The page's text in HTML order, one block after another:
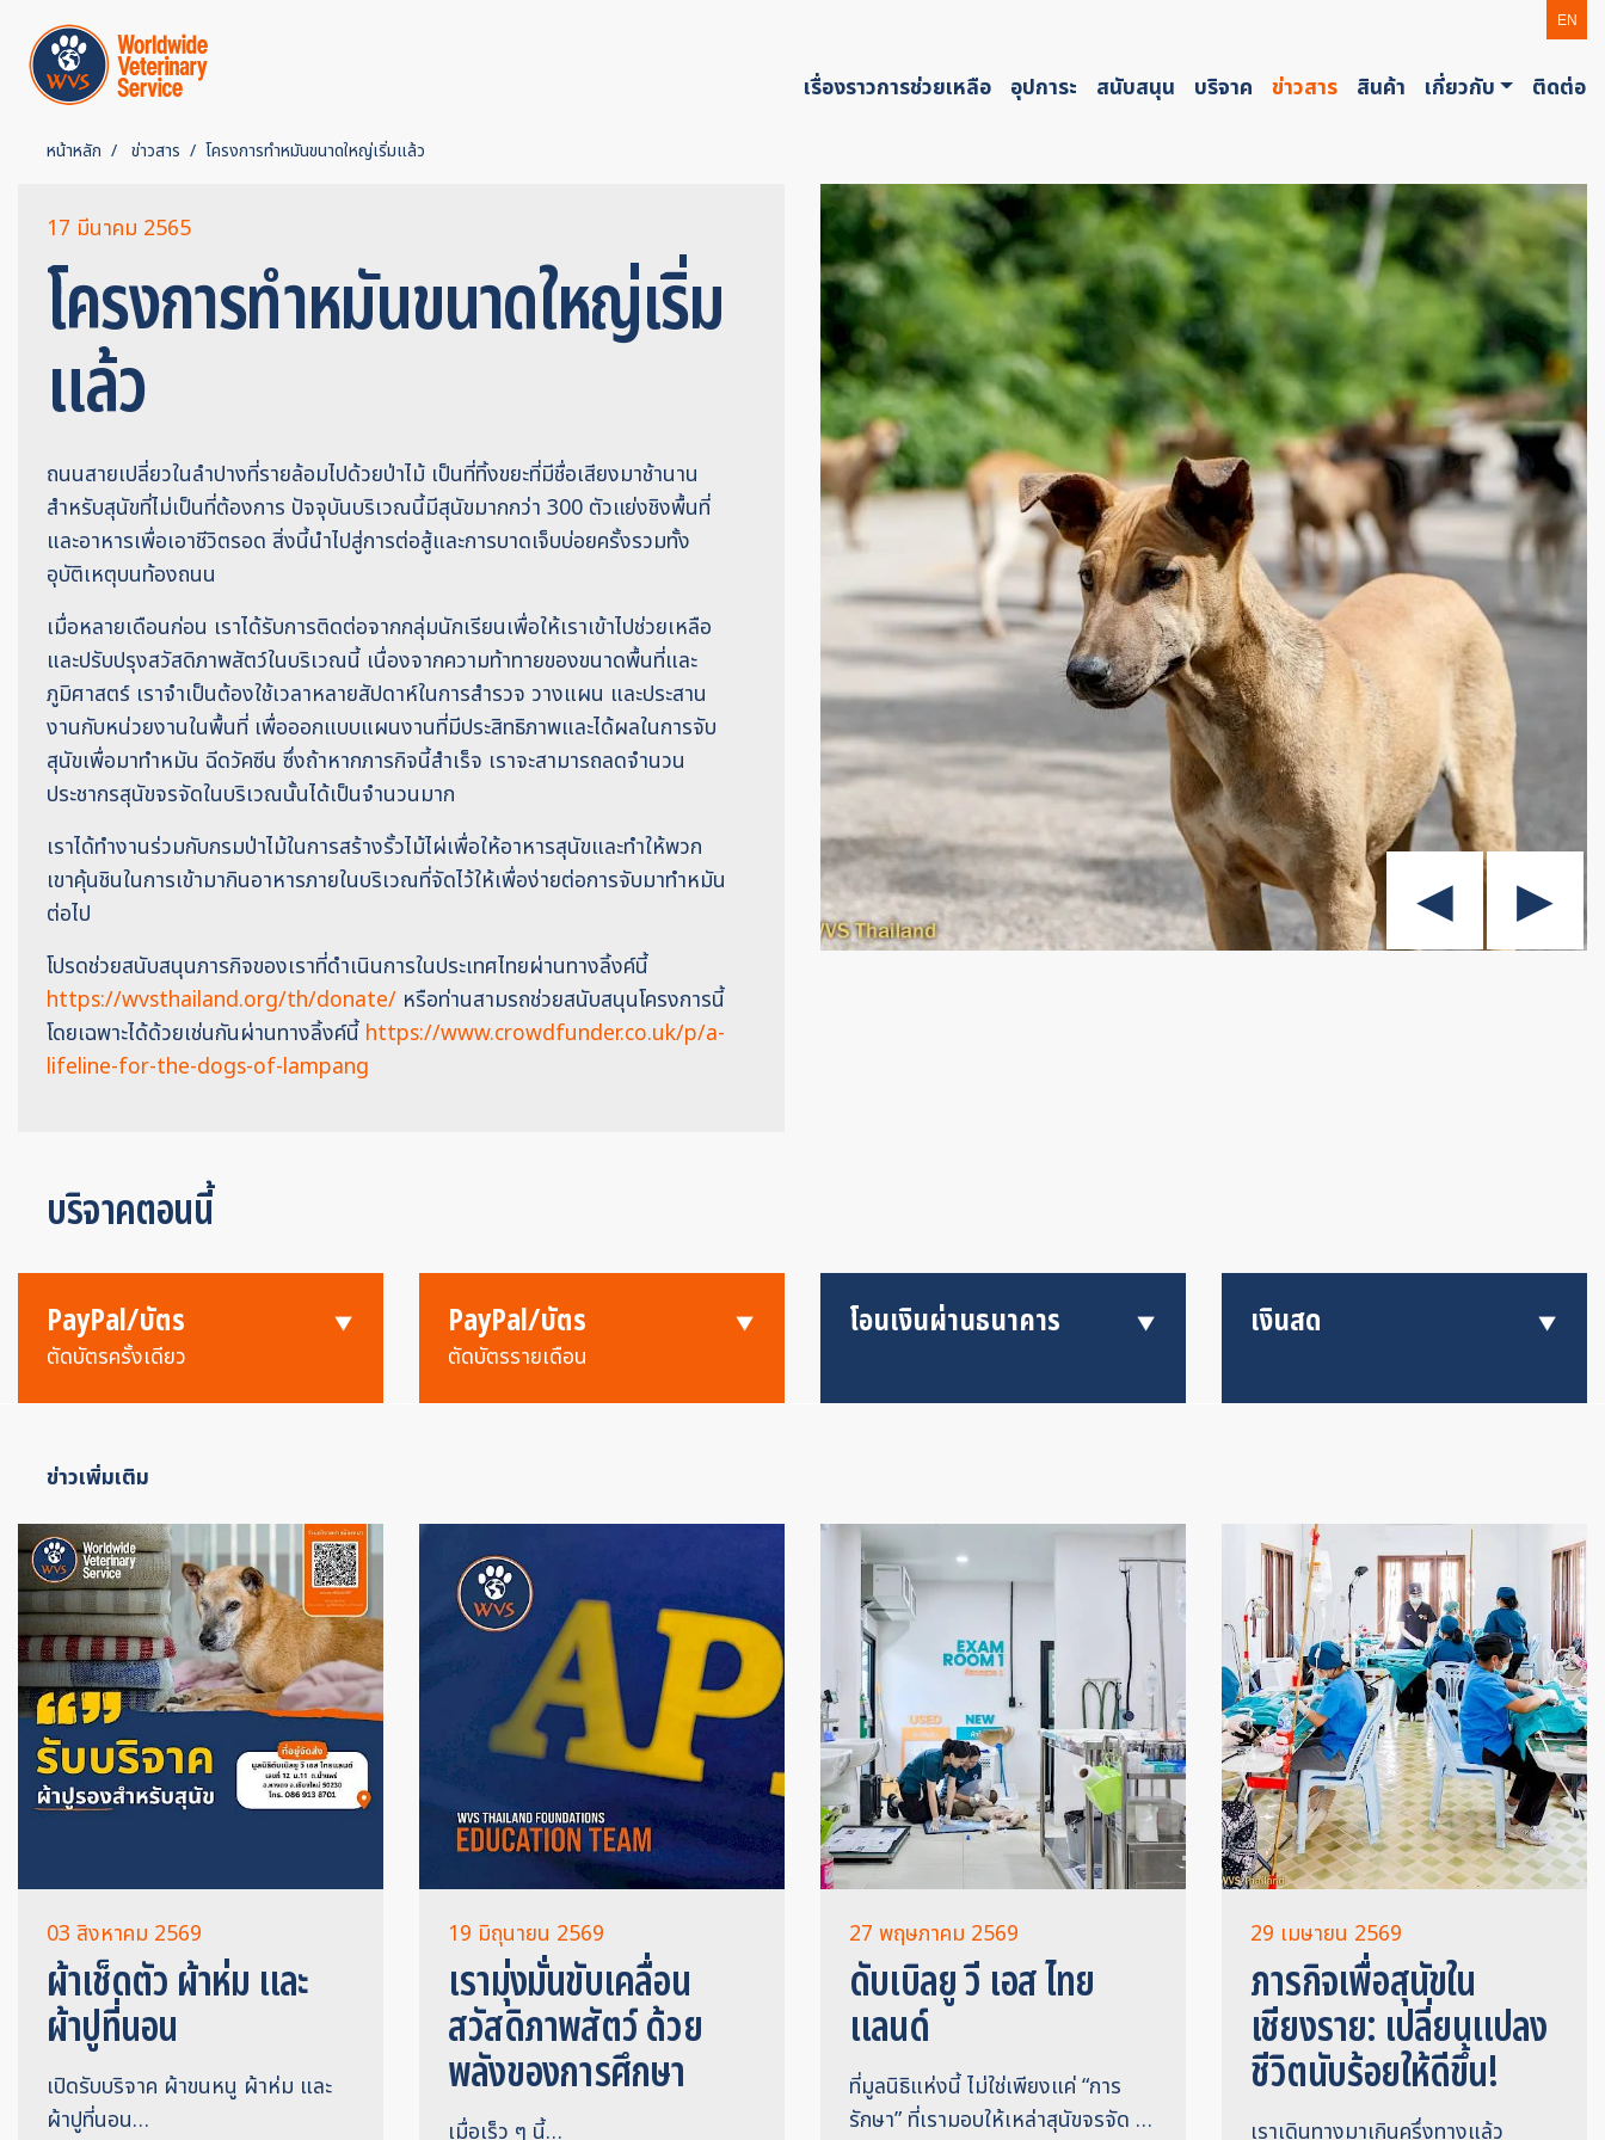
EN
เรื่องราวการช่วยเหลือ อุปการะ สนับสนุน บริจาค ข่าวสาร สินค้า เกี่ยวกับ ติดต่อ
หน้าหลัก ข่าวสาร โครงการทำหมันขนาดใหญ่เริ่มแล้ว
17 มีนาคม 2565
โครงการทำหมันขนาดใหญ่เริ่ม
แล้ว
ถนนสายเปลี่ยวในลำปางที่รายล้อมไปด้วยป่าไม้ เป็นที่ทิ้งขยะที่มีชื่อเสียงมาช้านาน
สำหรับสุนัขที่ไม่เป็นที่ต้องการ ปัจจุบันบริเวณนี้มีสุนัขมากกว่า 300 ตัวแย่งชิงพื้นที่
และอาหารเพื่อเอาชีวิตรอด สิ่งนี้นำไปสู่การต่อสู้และการบาดเจ็บบ่อยครั้งรวมทั้ง
อุบัติเหตุบนท้องถนน
เมื่อหลายเดือนก่อน เราได้รับการติดต่อจากกลุ่มนักเรียนเพื่อให้เราเข้าไปช่วยเหลือ
และปรับปรุงสวัสดิภาพสัตว์ในบริเวณนี้ เนื่องจากความท้าทายของขนาดพื้นที่และ
ภูมิศาสตร์ เราจำเป็นต้องใช้เวลาหลายสัปดาห์ในการสำรวจ วางแผน และประสาน
งานกับหน่วยงานในพื้นที่ เพื่อออกแบบแผนงานที่มีประสิทธิภาพและได้ผลในการจับ
สุนัขเพื่อมาทำหมัน ฉีดวัคซีน ซึ่งถ้าหากภารกิจนี้สำเร็จ เราจะสามารถลดจำนวน
ประชากรสุนัขจรจัดในบริเวณนั้นได้เป็นจำนวนมาก
เราได้ทำงานร่วมกับกรมป่าไม้ในการสร้างรั้วไม้ไผ่เพื่อให้อาหารสุนัขและทำให้พวก
เขาคุ้นชินในการเข้ามากินอาหารภายในบริเวณที่จัดไว้ให้เพื่อง่ายต่อการจับมาทำหมัน
ต่อไป
โปรดช่วยสนับสนุนภารกิจของเราที่ดำเนินการในประเทศไทยผ่านทางลิ้งค์นี้
https://wvsthailand.org/th/donate/ หรือท่านสามรถช่วยสนับสนุนโครงการนี้
โดยเฉพาะได้ด้วยเช่นกันผ่านทางลิ้งค์นี้ https://www.crowdfunder.co.uk/p/a-
lifeline-for-the-dogs-of-lampang
บริจาคตอนนี้
PayPal/บัตร
ตัดบัตรครั้งเดียว
PayPal/บัตร
ตัดบัตรรายเดือน
โอนเงินผ่านธนาคาร เงินสด
ข่าวเพิ่มเติม
03 สิงหาคม 2569
ผ้าเช็ดตัว ผ้าห่ม และ
ผ้าปูที่นอน
เปิดรับบริจาค ผ้าขนหนู ผ้าห่ม และ
ผ้าปูที่นอน…
19 มิถุนายน 2569
เรามุ่งมั่นขับเคลื่อน
สวัสดิภาพสัตว์ ด้วย
พลังของการศึกษา
เมื่อเร็ว ๆ นี้…
27 พฤษภาคม 2569
ดับเบิลยู วี เอส ไทย
แลนด์
ที่มูลนิธิแห่งนี้ ไม่ใช่เพียงแค่ “การ
รักษา” ที่เรามอบให้เหล่าสุนัขจรจัด …
29 เมษายน 2569
ภารกิจเพื่อสุนัขใน
เชียงราย: เปลี่ยนแปลง
ชีวิตนับร้อยให้ดีขึ้น!
เราเดินทางมาเกินครึ่งทางแล้ว